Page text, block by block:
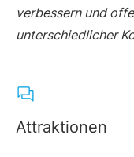
verbessern und
unterschiedlicher
Attraktionen